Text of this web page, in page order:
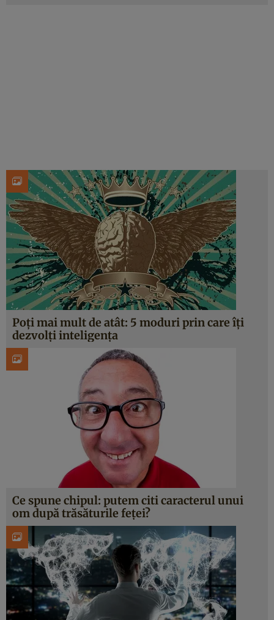
Poţi mai mult de atât: 5 moduri prin care îţi
dezvolţi inteligenţa
Ce spune chipul: putem citi caracterul unui
om după trăsăturile feţei?